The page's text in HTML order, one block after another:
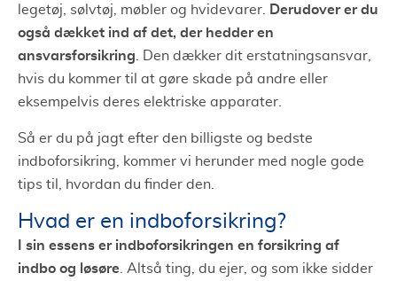
legetøj, sølvtøj, møbler og hvidevarer. Derudover er du
også dækket ind af det, der hedder en
ansvarsforsikring . Den dækker dit erstatningsansvar,
hvis du kommer til at gøre skade på andre eller
eksempelvis deres elektriske apparater.
Så er du på jagt efter den billigste og bedste
indboforsikring, kommer vi herunder med nogle gode
tips til, hvordan du finder den.
Hvad er en indboforsikring?
I sin essens er indboforsikringen en forsikring af
indbo og løsøre . Altså ting, du ejer, og som ikke sidder